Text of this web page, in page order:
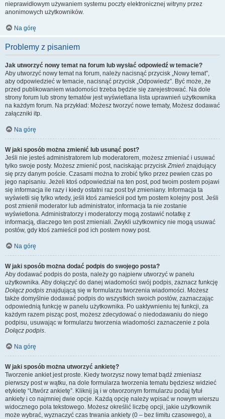
nieprawidłowym używaniem systemu poczty elektronicznej witryny przez
anonimowych użytkowników.
Na górę
Problemy z pisaniem
Jak utworzyć nowy temat na forum lub wysłać odpowiedź w temacie?
Aby utworzyć nowy temat na forum, należy nacisnąć przycisk „Nowy temat”,
aby odpowiedzieć w temacie, nacisnąć przycisk „Odpowiedz”. Być może, że
przed publikowaniem wiadomości trzeba będzie się zarejestrować. Na dole
strony forum lub strony tematów jest wyświetlana lista uprawnień użytkownika
na każdym forum. Na przykład: Możesz tworzyć nowe tematy, Możesz dodawać
załączniki itp.
Na górę
W jaki sposób można zmienić lub usunąć post?
Jeśli nie jesteś administratorem lub moderatorem, możesz zmieniać i usuwać
tylko swoje posty. Możesz zmienić post, naciskając przyciskZmień znajdujący
się przy danym poście. Czasami można to zrobić tylko przez pewien czas po
jego napisaniu. Jeżeli ktoś odpowiedział na ten post, pod twoim postem pojawi
się informacja ile razy i kiedy ostatni raz post był zmieniany. Informacja ta
wyświetli się tylko wtedy, jeśli ktoś zamieścił pod tym postem kolejny post. Jeśli
post zmienił moderator lub administrator, informacja ta nie zostanie
wyświetlona. Administratorzy i moderatorzy mogą zostawić notatkę z
informacją, dlaczego ten post zmieniali. Zwykli użytkownicy nie mogą usuwać
postów, gdy ktoś zamieścił pod ich postem nowy post.
Na górę
W jaki sposób można dodać podpis do swojego posta?
Aby dodawać podpis do posta, należy go najpierw utworzyć w panelu
użytkownika. Aby dołączyć do danej wiadomości swój podpis, zaznacz funkcję
Dołącz podpis znajdującą się w formularzu tworzenia wiadomości. Możesz
także domyślnie dodawać podpis do wszystkich swoich postów, zaznaczając
odpowiednią funkcję w panelu użytkownika. Po uaktywnieniu tej funkcji, za
każdym razem pisząc post, możesz zdecydować o niedodawaniu do niego
podpisu, usuwając w formularzu tworzenia wiadomości zaznaczenie z pola
Dołącz podpis.
Na górę
W jaki sposób można utworzyć ankietę?
Tworzenie ankiet jest proste. Kiedy tworzysz nowy temat bądź zmieniasz
pierwszy post w wątku, na dole formularza tworzenia tematu będziesz widzieć
etykietę “Utwórz ankietę”. Kliknij ją i w otworzonym formularzu podaj tytuł
ankiety i co najmniej dwie opcje. Każdą opcję należy wpisać w nowym wierszu
widocznego pola tekstowego. Możesz określić liczbę opcji, jakie użytkownik
może wybrać, wyznaczyć czas trwania ankiety (0 – bez limitu czasowego), a